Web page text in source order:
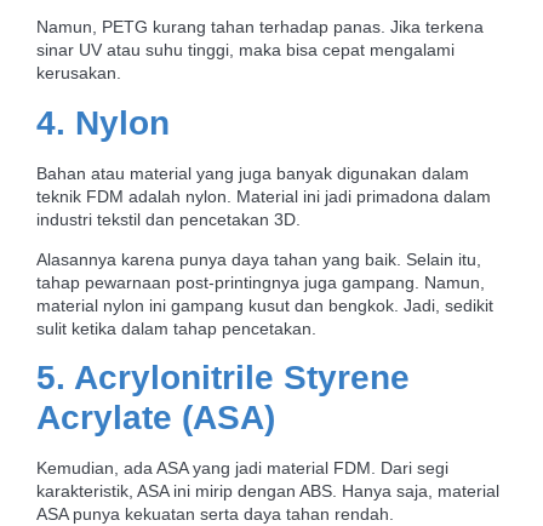
Namun, PETG kurang tahan terhadap panas. Jika terkena
sinar UV atau suhu tinggi, maka bisa cepat mengalami
kerusakan.
4. Nylon
Bahan atau material yang juga banyak digunakan dalam
teknik FDM adalah nylon. Material ini jadi primadona dalam
industri tekstil dan pencetakan 3D.
Alasannya karena punya daya tahan yang baik. Selain itu,
tahap pewarnaan post-printingnya juga gampang. Namun,
material nylon ini gampang kusut dan bengkok. Jadi, sedikit
sulit ketika dalam tahap pencetakan.
5. Acrylonitrile Styrene
Acrylate (ASA)
Kemudian, ada ASA yang jadi material FDM. Dari segi
karakteristik, ASA ini mirip dengan ABS. Hanya saja, material
ASA punya kekuatan serta daya tahan rendah.